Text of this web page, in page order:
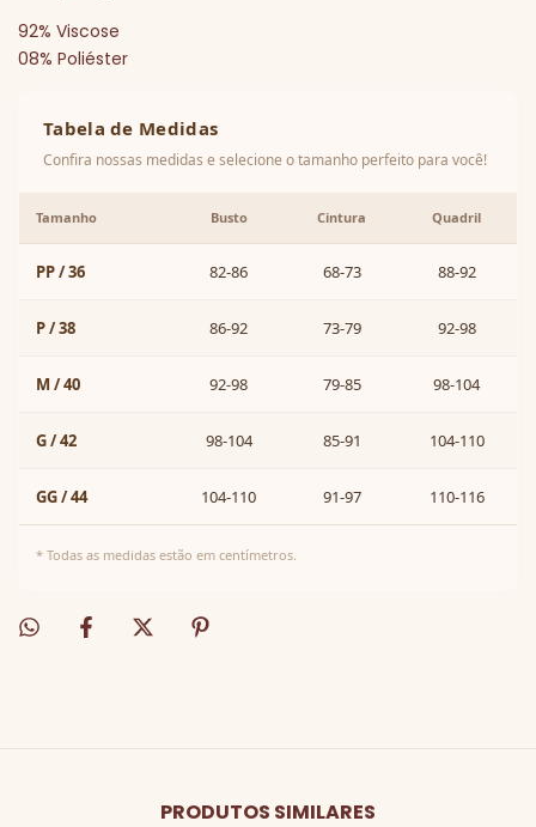
92% Viscose
08% Poliéster
Tabela de Medidas
Confira nossas medidas e selecione o tamanho perfeito para você!
Tamanho Busto Cintura Quadril
PP / 36 82-86 68-73 88-92
P / 38 86-92 73-79 92-98
M / 40 92-98 79-85 98-104
G / 42 98-104 85-91 104-110
GG / 44 104-110 91-97 110-116
* Todas as medidas estão em centímetros.
PRODUTOS SIMILARES